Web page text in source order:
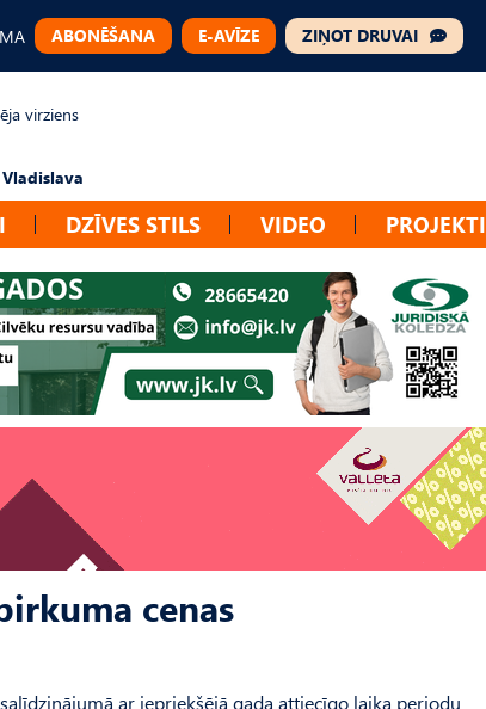
ABONĒŠANA E-AVĪZE ZIŅOT DRUVAI
virziens
DZĪVES STILS VIDEO PROJEKTI
cenas
ar iepriekšējā gada attiecīgo laika periodu